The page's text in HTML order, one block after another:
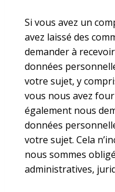
Si vous avez un
avez laissé des
demander à
données
votre sujet, y
vous nous avez
également nous
données
votre sujet. Cela
nous sommes
administratives,